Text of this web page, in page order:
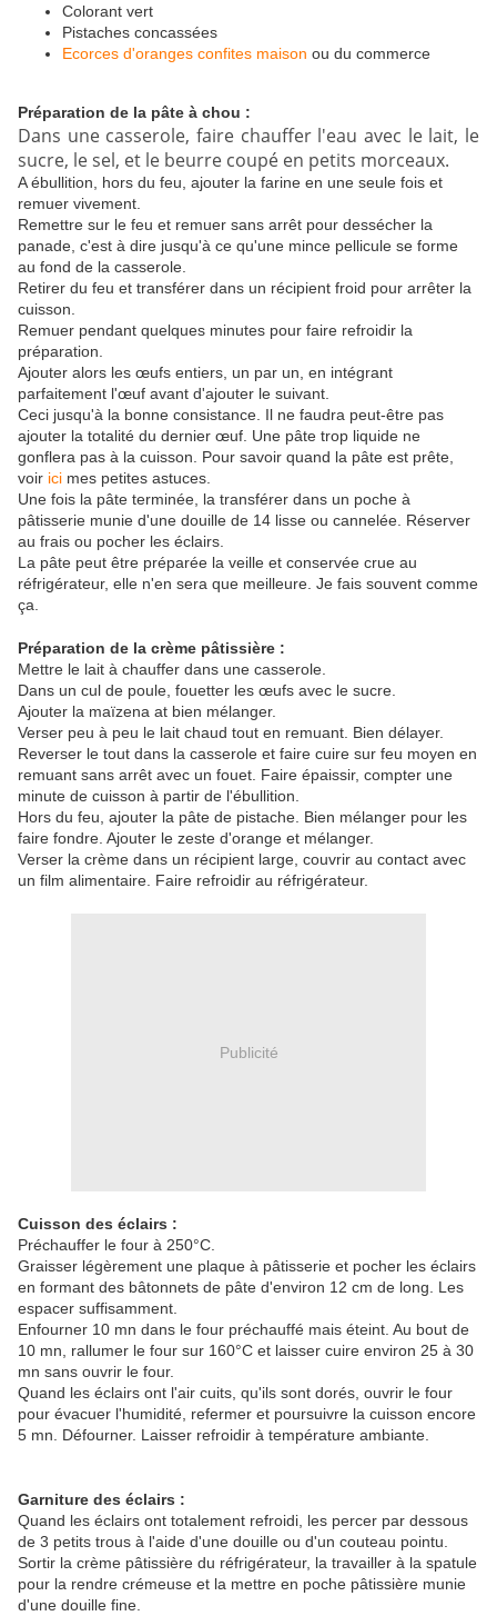
Colorant vert
Pistaches concassées
Ecorces d'oranges confites maison ou du commerce
Préparation de la pâte à chou :
Dans une casserole, faire chauffer l'eau avec le lait, le
sucre, le sel, et le beurre coupé en petits morceaux.
A ébullition, hors du feu, ajouter la farine en une seule fois et
remuer vivement.
Remettre sur le feu et remuer sans arrêt pour dessécher la
panade, c'est à dire jusqu'à ce qu'une mince pellicule se forme
au fond de la casserole.
Retirer du feu et transférer dans un récipient froid pour arrêter la
cuisson.
Remuer pendant quelques minutes pour faire refroidir la
préparation.
Ajouter alors les œufs entiers, un par un, en intégrant
parfaitement l'œuf avant d'ajouter le suivant.
Ceci jusqu'à la bonne consistance. Il ne faudra peut-être pas
ajouter la totalité du dernier œuf. Une pâte trop liquide ne
gonflera pas à la cuisson. Pour savoir quand la pâte est prête,
voir ici mes petites astuces.
Une fois la pâte terminée, la transférer dans un poche à
pâtisserie munie d'une douille de 14 lisse ou cannelée. Réserver
au frais ou pocher les éclairs.
La pâte peut être préparée la veille et conservée crue au
réfrigérateur, elle n'en sera que meilleure. Je fais souvent comme
ça.
Préparation de la crème pâtissière :
Mettre le lait à chauffer dans une casserole.
Dans un cul de poule, fouetter les œufs avec le sucre.
Ajouter la maïzena at bien mélanger.
Verser peu à peu le lait chaud tout en remuant. Bien délayer.
Reverser le tout dans la casserole et faire cuire sur feu moyen en
remuant sans arrêt avec un fouet. Faire épaissir, compter une
minute de cuisson à partir de l'ébullition.
Hors du feu, ajouter la pâte de pistache. Bien mélanger pour les
faire fondre. Ajouter le zeste d'orange et mélanger.
Verser la crème dans un récipient large, couvrir au contact avec
un film alimentaire. Faire refroidir au réfrigérateur.
Publicité
Cuisson des éclairs :
Préchauffer le four à 250°C.
Graisser légèrement une plaque à pâtisserie et pocher les éclairs
en formant des bâtonnets de pâte d'environ 12 cm de long. Les
espacer suffisamment.
Enfourner 10 mn dans le four préchauffé mais éteint. Au bout de
10 mn, rallumer le four sur 160°C et laisser cuire environ 25 à 30
mn sans ouvrir le four.
Quand les éclairs ont l'air cuits, qu'ils sont dorés, ouvrir le four
pour évacuer l'humidité, refermer et poursuivre la cuisson encore
5 mn. Défourner. Laisser refroidir à température ambiante.
Garniture des éclairs :
Quand les éclairs ont totalement refroidi, les percer par dessous
de 3 petits trous à l'aide d'une douille ou d'un couteau pointu.
Sortir la crème pâtissière du réfrigérateur, la travailler à la spatule
pour la rendre crémeuse et la mettre en poche pâtissière munie
d'une douille fine.